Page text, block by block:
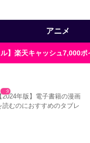
アニメ
ル】楽天キャッシュ7,000
タブレット
【2024年版】電子書籍の漫画
読むのにおすすめのタブレ